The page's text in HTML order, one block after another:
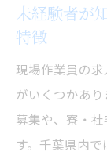
未経験者が
特徴
現場作業員の
がいくつかあ
募集や、寮・
す。千葉県内